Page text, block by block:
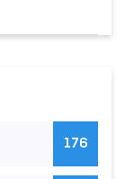
176